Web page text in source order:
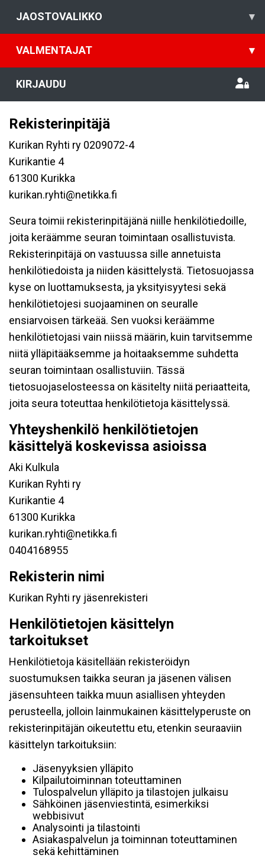
JAOSTOVALIKKO ▾
VALMENTAJAT ▾
KIRJAUDU
Rekisterinpitäjä
Kurikan Ryhti ry 0209072-4
Kurikantie 4
61300 Kurikka
kurikan.ryhti@netikka.fi
Seura toimii rekisterinpitäjänä niille henkilötiedoille,
joita keräämme seuran toimintaan osallistuvista.
Rekisterinpitäjä on vastuussa sille annetuista
henkilötiedoista ja niiden käsittelystä. Tietosuojassa
kyse on luottamuksesta, ja yksityisyytesi sekä
henkilötietojesi suojaaminen on seuralle
ensiarvoisen tärkeää. Sen vuoksi keräämme
henkilötietojasi vain niissä määrin, kuin tarvitsemme
niitä ylläpitääksemme ja hoitaaksemme suhdetta
seuran toimintaan osallistuviin. Tässä
tietosuojaselosteessa on käsitelty niitä periaatteita,
joita seura toteuttaa henkilötietoja käsittelyssä.
Yhteyshenkilö henkilötietojen
käsittelyä koskevissa asioissa
Aki Kulkula
Kurikan Ryhti ry
Kurikantie 4
61300 Kurikka
kurikan.ryhti@netikka.fi
0404168955
Rekisterin nimi
Kurikan Ryhti ry jäsenrekisteri
Henkilötietojen käsittelyn
tarkoitukset
Henkilötietoja käsitellään rekisteröidyn
suostumuksen taikka seuran ja jäsenen välisen
jäsensuhteen taikka muun asiallisen yhteyden
perusteella, jolloin lainmukainen käsittelyperuste on
rekisterinpitäjän oikeutettu etu, etenkin seuraaviin
käsittelyn tarkoituksiin:
Jäsenyyksien ylläpito
Kilpailutoiminnan toteuttaminen
Tulospalvelun ylläpito ja tilastojen julkaisu
Sähköinen jäsenviestintä, esimerkiksi
webbisivut
Analysointi ja tilastointi
Asiakaspalvelun ja toiminnan toteuttaminen
sekä kehittäminen